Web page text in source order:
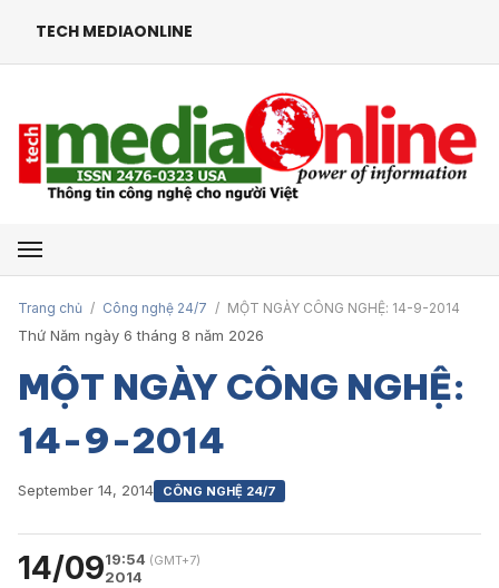
TECH MEDIAONLINE
Mở menu
Trang chủ / Công nghệ 24/7 / MỘT NGÀY CÔNG NGHỆ: 14-9-2014
Thứ Năm ngày 6 tháng 8 năm 2026
MỘT NGÀY CÔNG NGHỆ:
14-9-2014
September 14, 2014 CÔNG NGHỆ 24/7
14/0919:54 (GMT+7)
2014